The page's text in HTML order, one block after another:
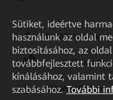
HUAWEI eKit App
Huawei HiKnow App
HUAWEI eFly App
Sütiket, ideértve
használunk az oldal
biztosításához, az
továbbfejlesztett
kínálásához, valamint
szabásához. További